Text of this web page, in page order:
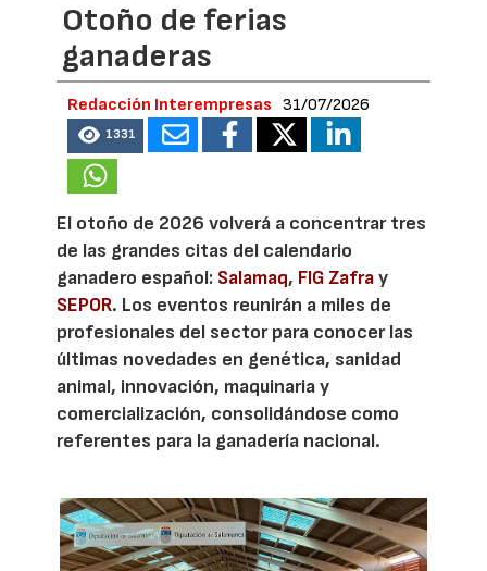
Otoño de ferias
ganaderas
Redacción Interempresas 31/07/2026
1331
El otoño de 2026 volverá a concentrar tres
de las grandes citas del calendario
ganadero español: Salamaq, FIG Zafray
SEPOR. Los eventos reunirán a miles de
profesionales del sector para conocer las
últimas novedades en genética, sanidad
animal, innovación, maquinaria y
comercialización, consolidándose como
referentes para la ganadería nacional.